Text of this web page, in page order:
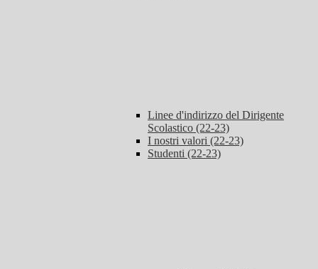
Linee d'indirizzo del Dirigente
Scolastico (22-23)
I nostri valori (22-23)
Studenti (22-23)